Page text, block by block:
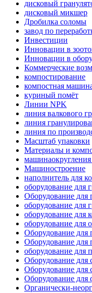
дисковый
дисковый микшер
Дробилка соломы
завод по
Инвестиции
Инновации в
Инновации в
Коммерческие
компостирование
компостная
куриный помёт
Линии NPK
линия валкового
линия
линия по
Масштаб упаковки
Материалы и
Машиностроение
наполнитель для
оборудование для
Оборудование для
оборудование для
оборудование для
оборудование для
Оборудование для
Оборудование для
оборудование для
Оборудование для
Оборудование для
Оборудование для
Органически-